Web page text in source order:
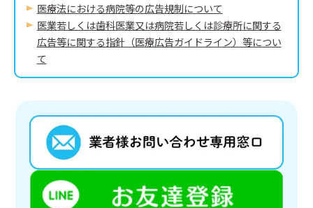
医療法における病院等の広告規制について
医業若しくは⻭科医業⼜は病院若しくは診療所に関する
広告等に関する指針（医療広告ガイドライン）等につい
て